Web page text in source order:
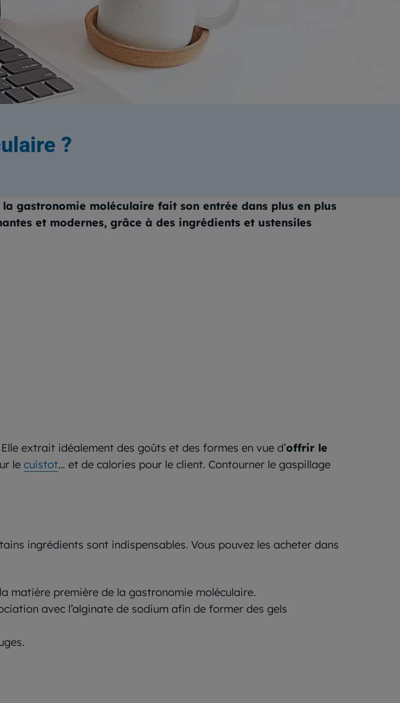
de Formation
?
gastronomie moléculaire fait son entrée dans plus en plus
et modernes, grâce à des ingrédients et ustensiles
extrait idéalement des goûts et des formes en vue d’offrir le
le cuistot… et de calories pour le client. Contourner le gaspillage
ingrédients sont indispensables. Vous pouvez les acheter dans
matière première de la gastronomie moléculaire.
avec l’alginate de sodium afin de former des gels